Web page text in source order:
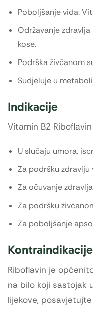
Poboljšanje vida:
Održavanje
kose.
Podrška živčanom
Sudjeluje u
Indikacije
Vitamin B2
U slučaju umora,
Za podršku
Za očuvanje
Za podršku
Za poboljšanje
Kontraindikacije
Riboflavin je
na bilo koji sastojak
lijekove,